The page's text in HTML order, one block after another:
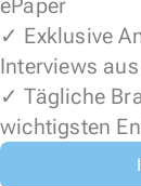
ePaper
✓ Exklusive
Interviews
✓ Tägliche
wichtigsten